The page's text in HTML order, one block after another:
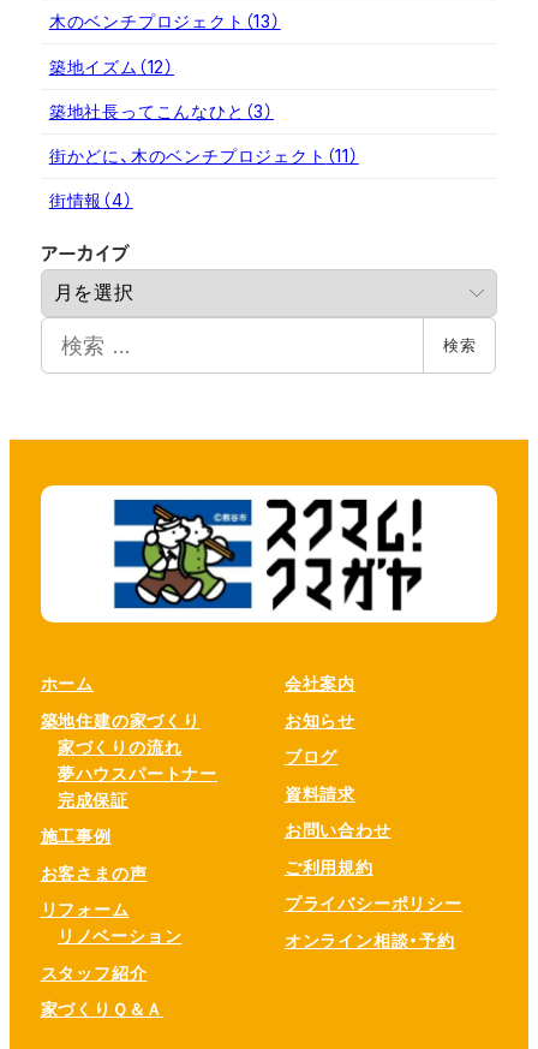
木のベンチプロジェクト （13）
築地イズム （12）
築地社長ってこんなひと （3）
街かどに、木のベンチプロジェクト （11）
街情報 （4）
アーカイブ
カ
検索
ホーム
築地住建の家づくり
家づくりの流れ
夢ハウスパートナー
完成保証
施工事例
お客さまの声
リフォーム
リノベーション
スタッフ紹介
家づくりＱ＆Ａ
会社案内
お知らせ
ブログ
資料請求
お問い合わせ
ご利用規約
プライバシーポリシー
オンライン相談・予約